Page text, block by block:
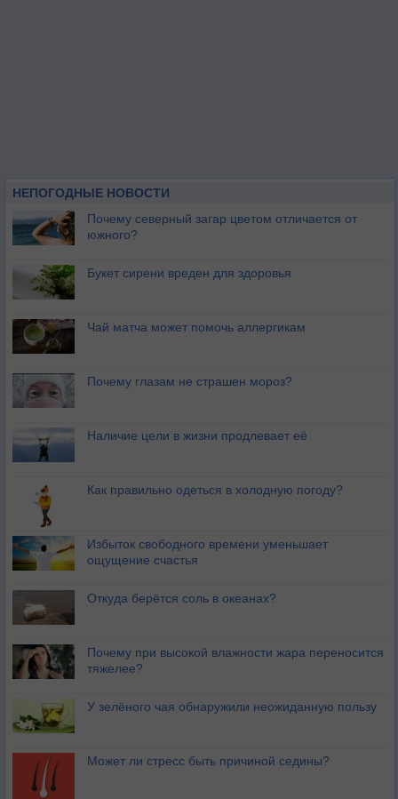
НЕПОГОДНЫЕ НОВОСТИ
Почему северный загар цветом отличается от
южного?
Букет сирени вреден для здоровья
Чай матча может помочь аллергикам
Почему глазам не страшен мороз?
Наличие цели в жизни продлевает её
Как правильно одеться в холодную погоду?
Избыток свободного времени уменьшает
ощущение счастья
Откуда берётся соль в океанах?
Почему при высокой влажности жара переносится
тяжелее?
У зелёного чая обнаружили неожиданную пользу
Может ли стресс быть причиной седины?